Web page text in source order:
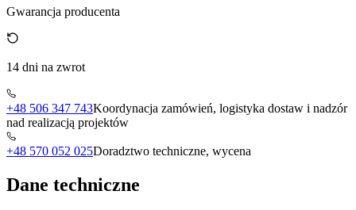
Gwarancja producenta
14 dni na zwrot
+48 506 347 743Koordynacja zamówień, logistyka dostaw i nadzór
nad realizacją projektów
+48 570 052 025Doradztwo techniczne, wycena
Dane techniczne